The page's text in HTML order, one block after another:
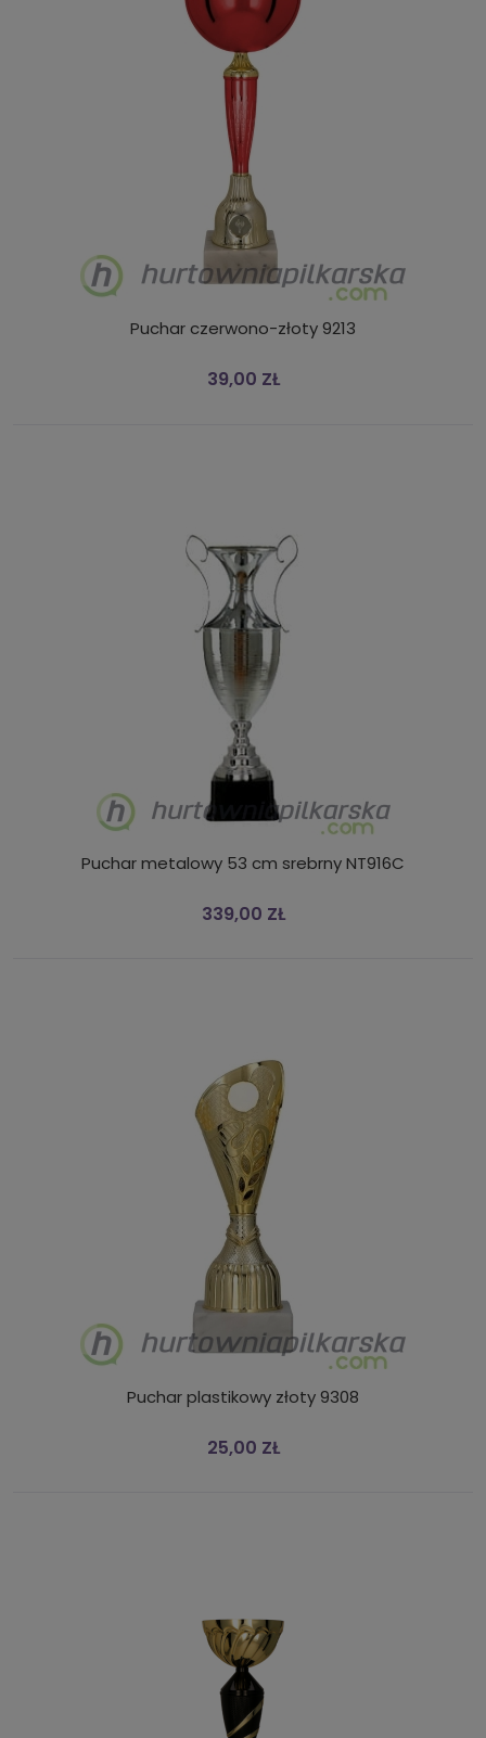
Puchar czerwono-złoty 9213
39,00 ZŁ
Puchar metalowy 53 cm srebrny NT916C
339,00 ZŁ
Puchar plastikowy złoty 9308
25,00 ZŁ